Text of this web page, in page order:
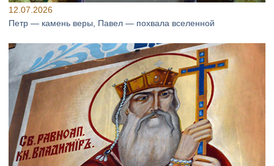
12.07.2026
Петр — камень веры, Павел — похвала вселенной